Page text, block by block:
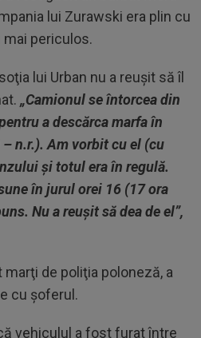
lui Zurawski era plin cu
periculos.
lui Urban nu a reuşit să îl
„Camionul se întorcea din
a descărca marfa în
n.r.). Am vorbit cu el (cu
şi totul era în regulă.
în jurul orei 16 (17 ora
Nu a reuşit să dea de el”,
marţi de poliţia poloneză, a
cu şoferul.
vehiculul a fost furat între